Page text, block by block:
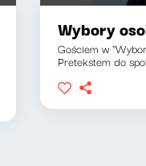
Wybory
Gościem w
Pretekstem do